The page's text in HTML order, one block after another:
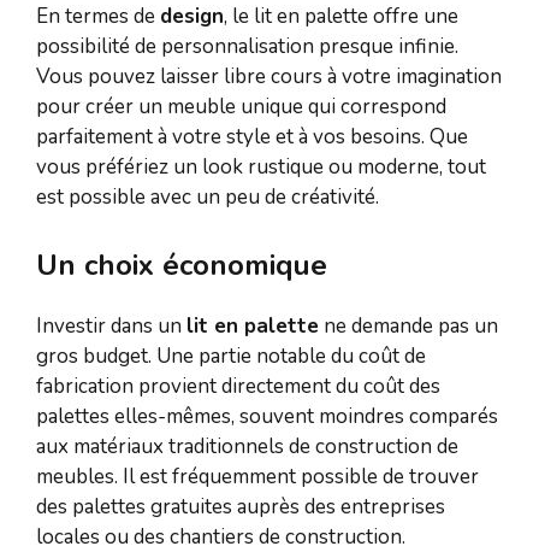
En termes de design, le lit en palette offre une
possibilité de personnalisation presque infinie.
Vous pouvez laisser libre cours à votre imagination
pour créer un meuble unique qui correspond
parfaitement à votre style et à vos besoins. Que
vous préfériez un look rustique ou moderne, tout
est possible avec un peu de créativité.
Un choix économique
Investir dans un lit en palette ne demande pas un
gros budget. Une partie notable du coût de
fabrication provient directement du coût des
palettes elles-mêmes, souvent moindres comparés
aux matériaux traditionnels de construction de
meubles. Il est fréquemment possible de trouver
des palettes gratuites auprès des entreprises
locales ou des chantiers de construction.